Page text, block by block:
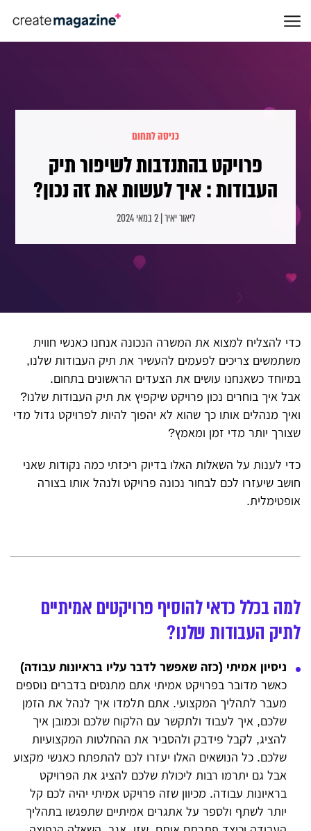
כניסה לתחום
פרויקט בהתנדבות לשיפור תיק
העבודות : איך לעשות את זה נכון?
ליאור יאיר | 2 במאי 2024
כדי להצליח למצוא את המשרה הנכונה אנחנו כאנשי חווית
משתמשים צריכים לפעמים להעשיר את תיק העבודות שלנו,
במיוחד כשאנחנו עושים את הצעדים הראשונים בתחום.
אבל איך בוחרים נכון פרויקט שיקפיץ את תיק העבודות שלנו?
ואיך מנהלים אותו כך שהוא לא יהפוך להיות לפרויקט גדול מדי
שצורך יותר מדי זמן ומאמץ?
כדי לענות על השאלות האלו בדיוק ריכזתי כמה נקודות שאני
חושב שיעזרו לכם לבחור נכונה פרויקט ולנהל אותו בצורה
אופטימלית.
למה בכלל כדאי להוסיף פרויקטים אמיתיים
לתיק העבודות שלנו?
ניסיון אמיתי (כזה שאפשר לדבר עליו בראיונות עבודה)
כאשר מדובר בפרויקט אמיתי אתם מתנסים בדברים נוספים
מעבר לתהליך המקצועי. אתם תלמדו איך לנהל את הזמן
שלכם, איך לעבוד ולתקשר עם הלקוח שלכם וכמובן איך
להציג, לקבל פידבק ולהסביר את ההחלטות המקצועיות
שלכם. כל הנושאים האלו יעזרו לכם להתפתח כאנשי מקצוע
אבל גם יתרמו רבות ליכולת שלכם להציג את הפרויקט
בראיונות עבודה. מכיוון שזה פרויקט אמיתי יהיה לכם קל
יותר לשתף ולספר על אתגרים אמיתיים שתפגשו בתהליך